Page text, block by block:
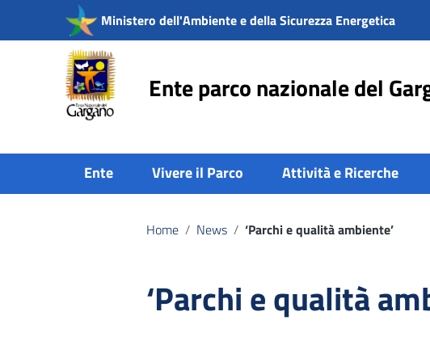
Vai ai contenuti
Vai al menu di navigazione
Vai al footer
Ministero dell'Ambiente e della Sicurezza Energetica
Ente parco nazionale del
Ente Vivere il Parco Attività e Ricerche
Home / News / ‘Parchi e qualità ambiente’
‘Parchi e qualità